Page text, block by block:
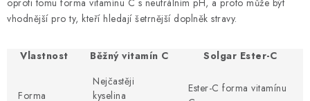
oproti tomu forma vitamínu C s neutrálním pH, a proto může být
vhodnější pro ty, kteří hledají šetrnější doplněk stravy.
Vlastnost Běžný vitamín C Solgar Ester-C
Forma
Nejčastěji
kyselina
Ester-C forma vitamínu